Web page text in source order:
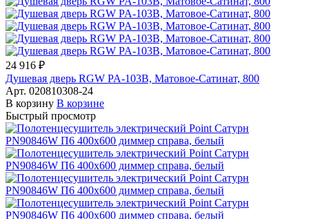
24 916 ₽
Душевая дверь RGW PA-103B, Матовое-Сатинат, 800
Арт. 020810308-24
В корзину В корзине
Быстрый просмотр